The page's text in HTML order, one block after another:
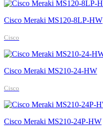
Cisco Meraki MS120-8LP-HW
Cisco
Cisco Meraki MS210-24-HW
Cisco
Cisco Meraki MS210-24P-HW